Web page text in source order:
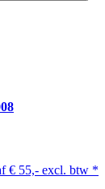
€ 55,- excl. btw *